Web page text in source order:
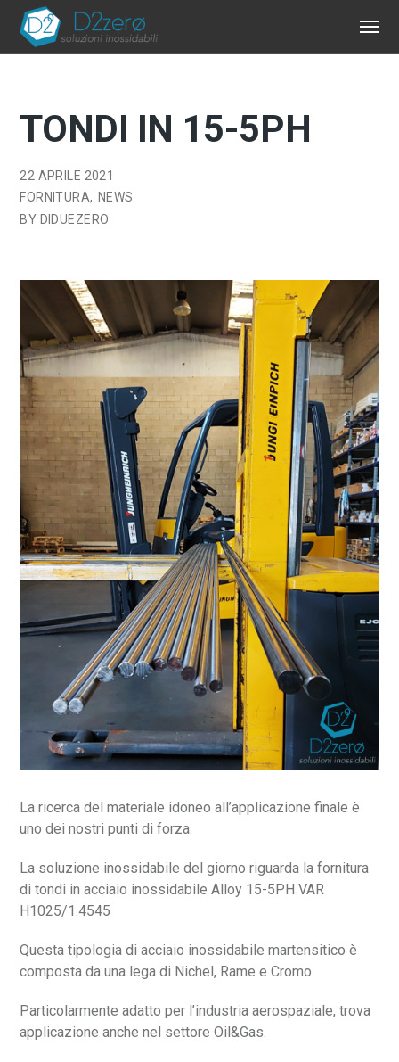
TONDI IN 15-5PH
22 APRILE 2021
FORNITURA
NEWS
BY DIDUEZERO
La ricerca del materiale idoneo all’applicazione finale è
uno dei nostri punti di forza.
La soluzione inossidabile del giorno riguarda la fornitura
di tondi in acciaio inossidabile Alloy 15-5PH VAR
H1025/1.4545
Questa tipologia di acciaio inossidabile martensitico è
composta da una lega di Nichel, Rame e Cromo.
Particolarmente adatto per l’industria aerospaziale, trova
applicazione anche nel settore Oil&Gas.